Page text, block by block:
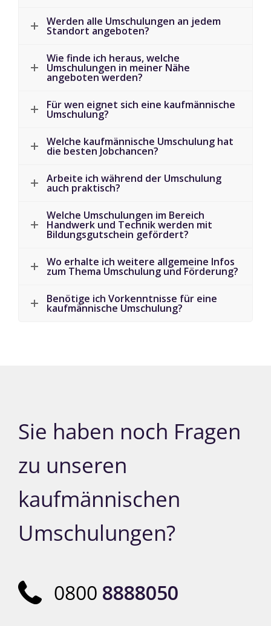
Werden alle Umschulungen an jedem
Standort angeboten?
Wie finde ich heraus, welche
Umschulungen in meiner Nähe
angeboten werden?
Für wen eignet sich eine kaufmännische
Umschulung?
Welche kaufmännische Umschulung hat
die besten Jobchancen?
Arbeite ich während der Umschulung
auch praktisch?
Welche Umschulungen im Bereich
Handwerk und Technik werden mit
Bildungsgutschein gefördert?
Wo erhalte ich weitere allgemeine Infos
zum Thema Umschulung und Förderung?
Benötige ich Vorkenntnisse für eine
kaufmännische Umschulung?
Sie haben noch Fragen
zu unseren
kaufmännischen
Umschulungen?
0800 8888050